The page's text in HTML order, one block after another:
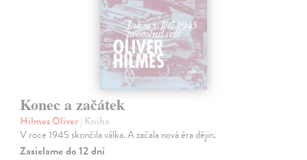
Konec a začátek
Hilmes Oliver| Kniha
V roce 1945 skončila válka. A začala nová éra dějin.
Zasielame do 12 dní